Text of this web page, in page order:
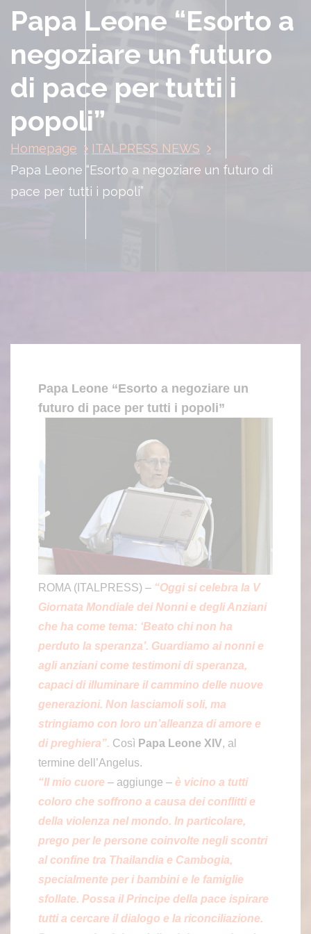
Papa Leone “Esorto a
negoziare un futuro
di pace per tutti i
popoli”
Homepage
ITALPRESS NEWS
Papa Leone “Esorto a negoziare un futuro di
pace per tutti i popoli”
Papa Leone “Esorto a negoziare un
futuro di pace per tutti i popoli”
ROMA (ITALPRESS) – “Oggi si celebra la V
Giornata Mondiale dei Nonni e degli Anziani
che ha come tema: ‘Beato chi non ha
perduto la speranza’. Guardiamo ai nonni e
agli anziani come testimoni di speranza,
capaci di illuminare il cammino delle nuove
generazioni. Non lasciamoli soli, ma
stringiamo con loro un’alleanza di amore e
di preghiera”. Così Papa Leone XIV, al
termine dell’Angelus.
“Il mio cuore – aggiunge – è vicino a tutti
coloro che soffrono a causa dei conflitti e
della violenza nel mondo. In particolare,
prego per le persone coinvolte negli scontri
al confine tra Thailandia e Cambogia,
specialmente per i bambini e le famiglie
sfollate. Possa il Principe della pace ispirare
tutti a cercare il dialogo e la riconciliazione.